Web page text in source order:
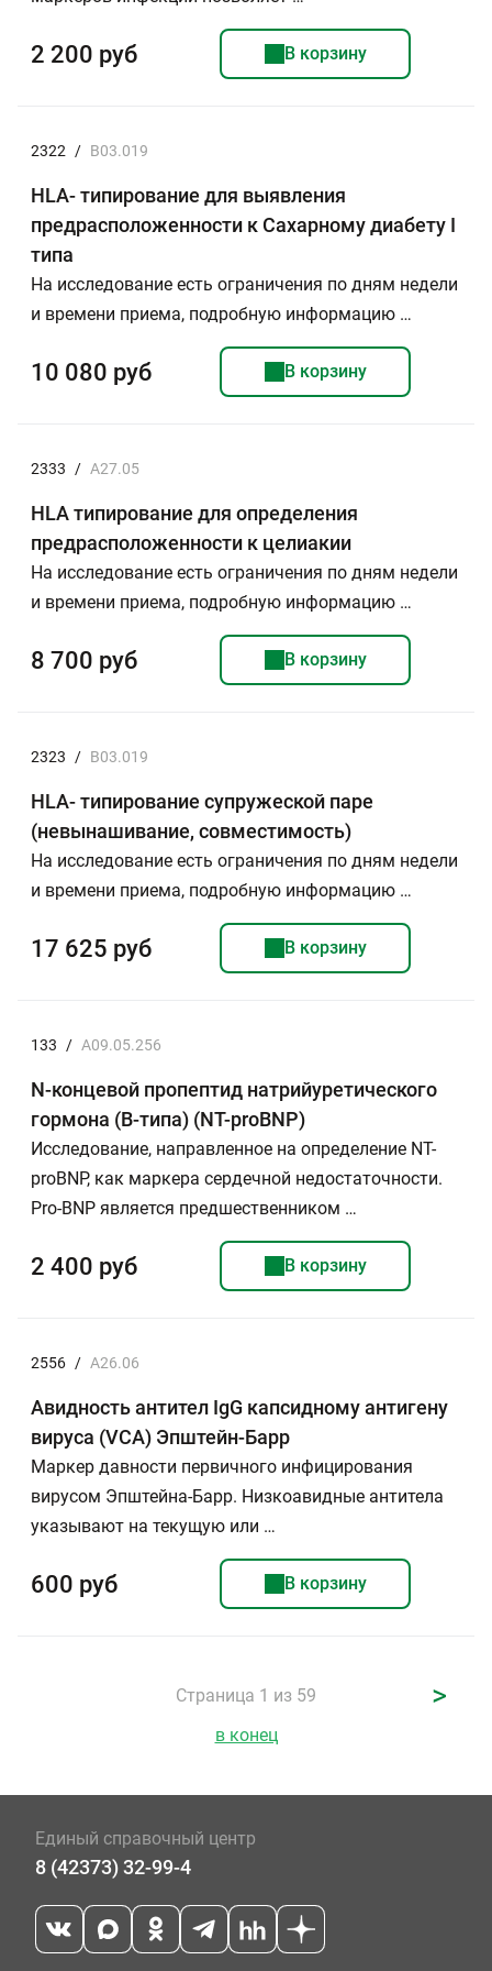
2 200 руб В корзину
2322 / B03.019
HLA- типирование для выявления
предрасположенности к Сахарному диабету I
типа
На исследование есть ограничения по дням недели
и времени приема, подробную информацию …
10 080 руб В корзину
2333 / А27.05
HLA типирование для определения
предрасположенности к целиакии
На исследование есть ограничения по дням недели
и времени приема, подробную информацию …
8 700 руб В корзину
2323 / B03.019
HLA- типирование супружеской паре
(невынашивание, совместимость)
На исследование есть ограничения по дням недели
и времени приема, подробную информацию …
17 625 руб В корзину
133 / A09.05.256
N-концевой пропептид натрийуретического
гормона (В-типа) (NT-proBNP)
Исследование, направленное на определение NT-
proBNP, как маркера сердечной недостаточности.
Рro-BNP является предшественником …
2 400 руб В корзину
2556 / А26.06
Авидность антител IgG капсидному антигену
вируса (VCA) Эпштейн-Барр
Маркер давности первичного инфицирования
вирусом Эпштейна-Барр. Низкоавидные антитела
указывают на текущую или …
600 руб В корзину
Страница 1 из 59 >
в конец
Единый справочный центр
8 (42373) 32-99-4